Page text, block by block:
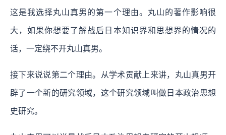
这是我选择丸山真男的第一个理由。丸山的著作影响很
大，如果你想要了解战后日本知识界和思想界的情况的
话，一定绕不开丸山真男。
接下来说说第二个理由。从学术贡献上来讲，丸山真男开
辟了一个新的研究领域，这个研究领域叫做日本政治思想
史研究。